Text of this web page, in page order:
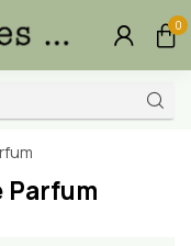
0
Parfum